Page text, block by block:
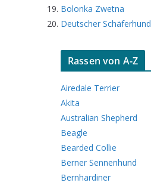
Bolonka Zwetna
Deutscher Schäferhund
Rassen von A-Z
Airedale Terrier
Akita
Australian Shepherd
Beagle
Bearded Collie
Berner Sennenhund
Bernhardiner